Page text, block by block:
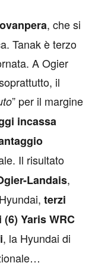
, che si
Tanak è terzo
A Ogier
il
” per il margine
incassa
Il risultato
Landais,
terzi
(6) Yaris WRC
, la Hyundai di